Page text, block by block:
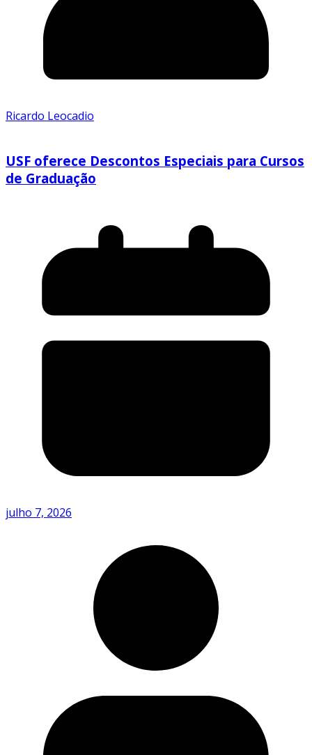
Ricardo Leocadio
USF oferece Descontos Especiais para Cursos
de Graduação
julho 7, 2026